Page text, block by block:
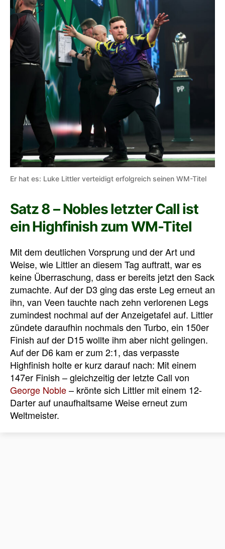
Er hat es: Luke Littler verteidigt erfolgreich seinen WM-Titel
Satz 8 – Nobles letzter Call ist
ein Highfinish zum WM-Titel
Mit dem deutlichen Vorsprung und der Art und
Weise, wie Littler an diesem Tag auftratt, war es
keine Überraschung, dass er bereits jetzt den Sack
zumachte. Auf der D3 ging das erste Leg erneut an
ihn, van Veen tauchte nach zehn verlorenen Legs
zumindest nochmal auf der Anzeigetafel auf. Littler
zündete daraufhin nochmals den Turbo, ein 150er
Finish auf der D15 wollte ihm aber nicht gelingen.
Auf der D6 kam er zum 2:1, das verpasste
Highfinish holte er kurz darauf nach: Mit einem
147er Finish – gleichzeitig der letzte Call von
George Noble– krönte sich Littler mit einem 12-
Darter auf unaufhaltsame Weise erneut zum
Weltmeister.